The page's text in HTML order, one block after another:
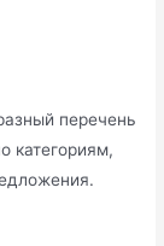
перечень
категориям,